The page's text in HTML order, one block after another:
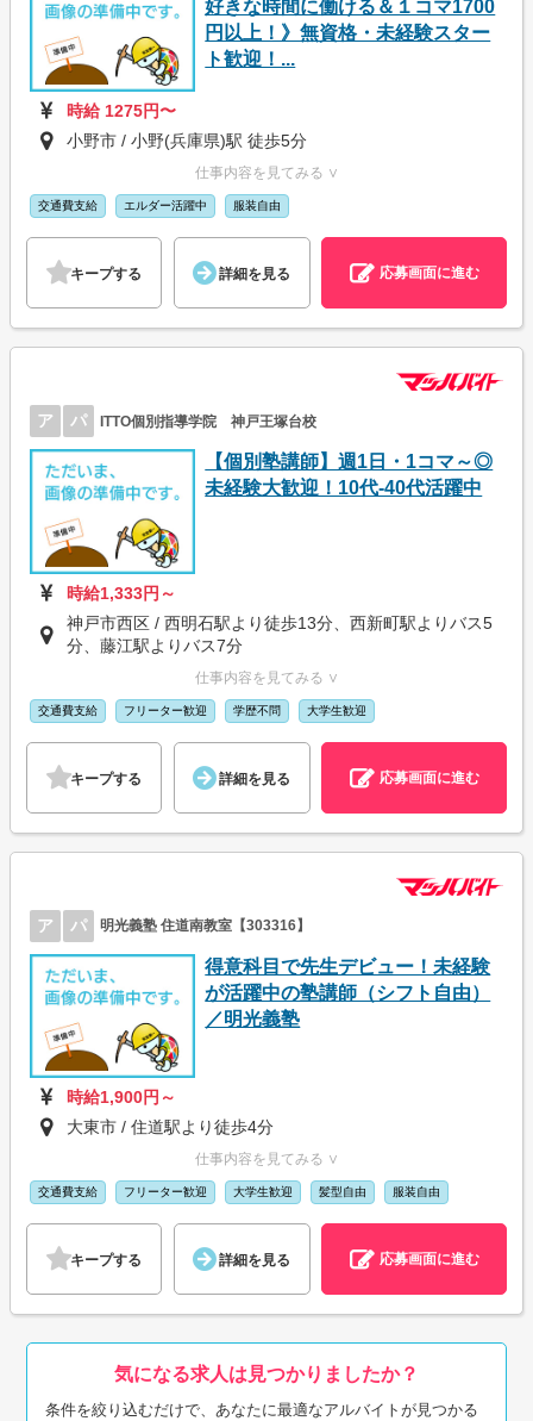
好きな時間に働ける＆１コマ1700
円以上！》無資格・未経験スター
ト歓迎！...
時給 1275円〜
小野市 / 小野(兵庫県)駅 徒歩5分
仕事内容を見てみる ∨
交通費支給 エルダー活躍中 服装自由
キープする 詳細を見る 応募画面に進む
ア パ ITTO個別指導学院 神戸王塚台校
【個別塾講師】週1日・1コマ～◎
未経験大歓迎！10代-40代活躍中
時給1,333円～
神戸市西区 / 西明石駅より徒歩13分、西新町駅よりバス5
分、藤江駅よりバス7分
仕事内容を見てみる ∨
交通費支給 フリーター歓迎 学歴不問 大学生歓迎
キープする 詳細を見る 応募画面に進む
ア パ 明光義塾 住道南教室【303316】
得意科目で先生デビュー！未経験
が活躍中の塾講師（シフト自由）
／明光義塾
時給1,900円～
大東市 / 住道駅より徒歩4分
仕事内容を見てみる ∨
交通費支給 フリーター歓迎 大学生歓迎 髪型自由 服装自由
キープする 詳細を見る 応募画面に進む
気になる求人は見つかりましたか？
条件を絞り込むだけで、あなたに最適なアルバイトが見つかる